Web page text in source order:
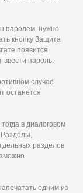
паролем, нужно
кнопку Защита
появится
ввести пароль.
случае
останется
в диалоговом
разделов
одним из